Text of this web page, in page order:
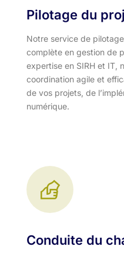
Pilotage du
Notre service de
complète en gestion de
expertise en SIRH et IT,
coordination agile et
de vos projets, de
numérique.
Conduite du